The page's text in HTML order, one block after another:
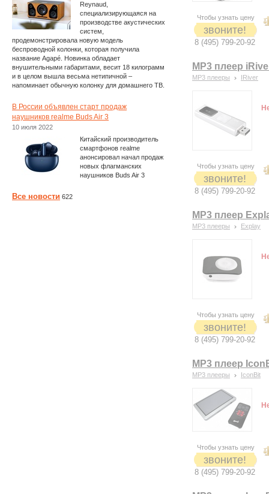
Чтобы узнать цену
звоните!
8 (495) 799-20-92
MP3 плеер
MP3 плееры IRiver
Чтобы узнать цену
звоните!
8 (495) 799-20-92
MP3 плеер
MP3 плееры Explay
Чтобы узнать цену
звоните!
8 (495) 799-20-92
MP3 плеер
MP3 плееры IconBit
Чтобы узнать цену
звоните!
8 (495) 799-20-92
Reynaud,
специализирующаяся на
производстве акустических
систем,
продемонстрировала новую модель
беспроводной колонки, которая получила
название Agapé. Новинка обладает
внушительными габаритами, весит 18 килограмм
и в целом вышла весьма нетипичной –
напоминает обычную колонку для домашнего ТВ.
В России объявлен старт продаж
наушников realme Buds Air 3
10 июля 2022
Китайский производитель
смартфонов realme
анонсировал начал продаж
новых флагманских
наушников Buds Air 3
Все новости 622